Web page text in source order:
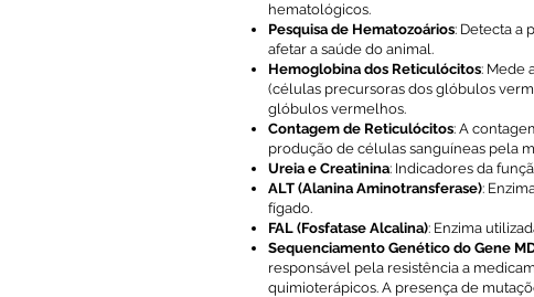
hematológicos.
Pesquisa de Hematozoários: Detecta a
afetar a saúde do animal.
Hemoglobina dos Reticulócitos: Mede
(células precursoras dos glóbulos
glóbulos vermelhos.
Contagem de Reticulócitos: A
produção de células sanguíneas pela
Ureia e Creatinina: Indicadores da
ALT (Alanina Aminotransferase):
fígado.
FAL (Fosfatase Alcalina): Enzima
Sequenciamento Genético do Gene
responsável pela resistência a
quimioterápicos. A presença de